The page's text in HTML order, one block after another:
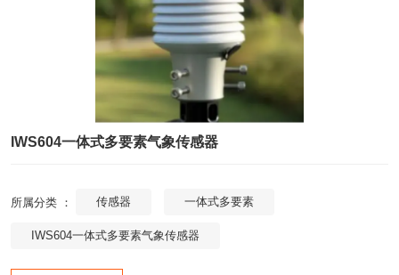
IWS604一体式多要素气象传感器
所属分类 ： 传感器 一体式多要素
IWS604一体式多要素气象传感器